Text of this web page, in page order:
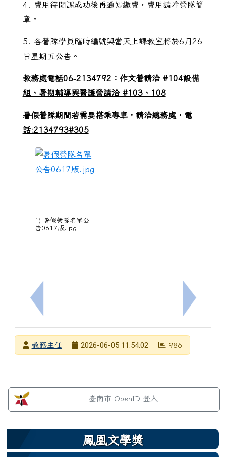
上一筆：115年暑期營隊一升二學生錄取名單
4. 費用待開課成功後再通知繳費，費用請看營隊簡
章。
5. 各營隊學員臨時編號與當天上課教室將於6月26
日星期五公告。
教務處電話06-2134792：作文營請洽 #104設備
組、暑期輔導與醫護營請洽 #103、108
暑假營隊期間若需要搭乘專車，請洽總務處，電
話:2134793#305
1) 暑假營隊名單公
告0617版.jpg
下一筆：
發布者教務主任
2026-06-05 11:54:02 986
左邊區域內容
臺南市 OpenID 登入
鳳凰文學獎